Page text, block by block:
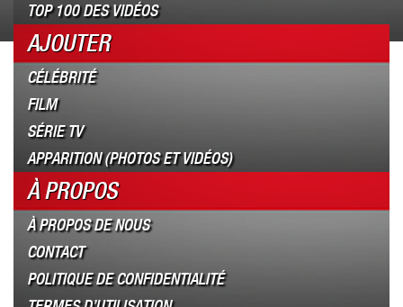
TOP 100 DES VIDÉOS
AJOUTER
CÉLÉBRITÉ
FILM
SÉRIE TV
APPARITION (PHOTOS ET VIDÉOS)
À PROPOS
À PROPOS DE NOUS
CONTACT
POLITIQUE DE CONFIDENTIALITÉ